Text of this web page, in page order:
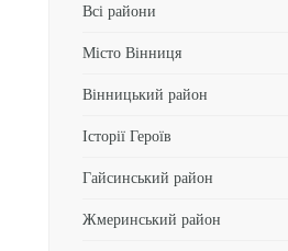
Всі райони
Місто Вінниця
Вінницький район
Історії Героїв
Гайсинський район
Жмеринський район